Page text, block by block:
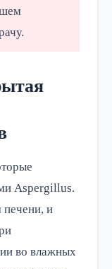
Aspergillus.
печени, и
во влажных